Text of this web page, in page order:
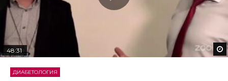
48:31
ДИАБЕТОЛОГИЯ